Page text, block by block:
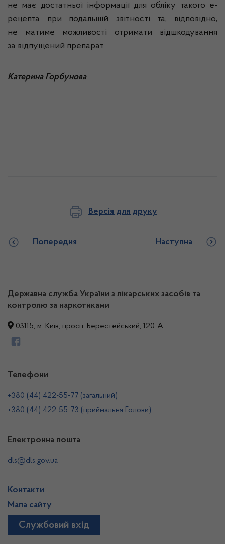
не має достатньої інформації для обліку такого е-
рецепта при подальшій звітності та, відповідно,
не матиме можливості отримати відшкодування
за відпущений препарат.
Катерина Горбунова
Версія для друку
Попередня Наступна
Державна служба України з лікарських засобів та
контролю за наркотиками
03115, м. Київ, просп. Берестейський, 120-А
Телефони
+380 (44) 422-55-77 (загальний)
+380 (44) 422-55-73 (приймальня Голови)
Електронна пошта
dls@dls.gov.ua
Контакти
Мапа сайту
Службовий вхід